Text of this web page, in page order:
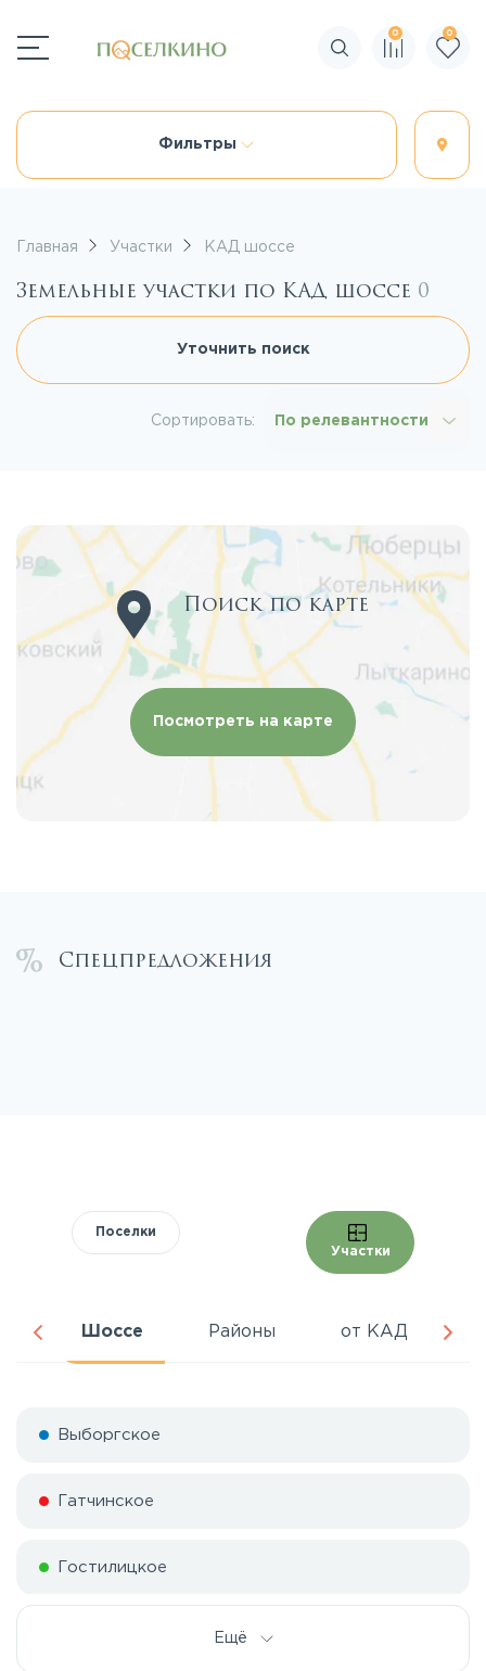
Поиск по сайту
0 0
Фильтры
Главная Участки КАД шоссе
Земельные участки по КАД шоссе 0
Уточнить поиск
Сортировать: По релевантности
Поиск по карте
Посмотреть на карте
Спецпредложения
Поселки
Участки
Шоссе Районы от КАД
Выборгское
Гатчинское
Гостилицкое
Ещё